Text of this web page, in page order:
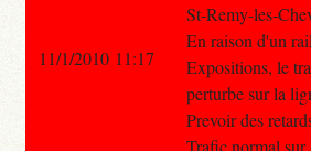
St-Remy-les-
En raison d'un
Expositions, le
perturbe sur la
Prevoir des
Trafic normal sur
11/1/2010 11:17